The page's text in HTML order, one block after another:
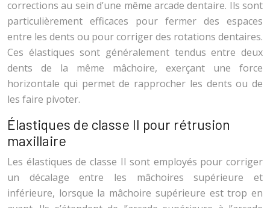
corrections au sein d’une même arcade dentaire. Ils sont
particulièrement efficaces pour fermer des espaces
entre les dents ou pour corriger des rotations dentaires.
Ces élastiques sont généralement tendus entre deux
dents de la même mâchoire, exerçant une force
horizontale qui permet de rapprocher les dents ou de
les faire pivoter.
Élastiques de classe II pour rétrusion
maxillaire
Les élastiques de classe II sont employés pour corriger
un décalage entre les mâchoires supérieure et
inférieure, lorsque la mâchoire supérieure est trop en